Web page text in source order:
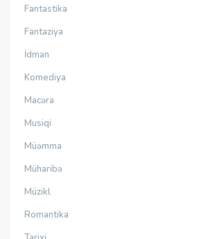
Fantastika
Fantaziya
İdman
Komediya
Macəra
Musiqi
Müəmma
Müharibə
Müzikl
Romantika